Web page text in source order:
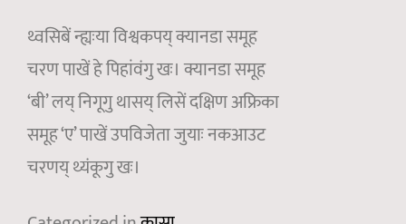
थ्वसिबें न्ह्यःया विश्वकपय् क्यानडा समूह
चरण पाखें हे पिहांवंगु खः। क्यानडा समूह
‘बी’ लय् निगूगु थासय् लिसें दक्षिण अफ्रिका
समूह ‘ए’ पाखें उपविजेता जुयाः नकआउट
चरणय् थ्यंकूगु खः।